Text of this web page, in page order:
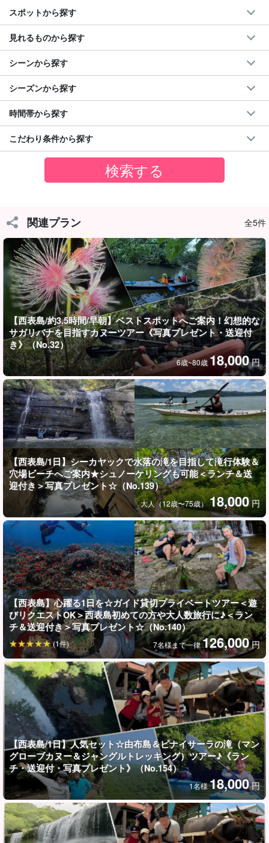
の冒険を満喫してください。
おすすめポイント
◆滝壺でのティータイム付き
◆ピナイサーラの滝の大迫力を体感！
◆写真プレゼント＆送迎サービスで大満足
◆朝焼けと静けさを楽しめる早朝限定プラン
迫力満点！ピナイサーラの滝とは
沖縄県で一番の落差を誇る滝、それが「ピナイサーラの滝」。
滝壺に近づけば、水飛沫を浴びるほどの大迫力！自然が作り出す
絶景の中で、心も身体もリフレッシュできます。
静かな早朝タイム 滝壺で自由なひとときを
日中は観光客で大混雑する人気スポットも、早朝なら人混みを気
にせずにゆったりと楽しめます。
マングローブを進むカヤックは朝焼けに染まり、幻想的な雰囲気
に。
滝壺に到着したら、泳いだり、ティータイムを楽しんだり、思い
思いの過ごし方で大自然を堪能してください。
スポットから探す
見れるものから探す
シーンから探す
シーズンから探す
時間帯から探す
こだわり条件から探す
関連プラン 全5件
【西表島/約3.5時間/早朝】ベストスポットへご案内！幻想的な
サガリバナを目指すカヌーツアー《写真プレゼント・送迎付
き》（No.32）
6歳~80歳18,000 円
【西表島/1日】シーカヤックで水落の滝を目指して滝行体験＆
穴場ビーチへご案内★シュノーケリングも可能＜ランチ＆送
迎付き＞写真プレゼント☆（No.139）
大人（12歳〜75歳） 18,000 円
【西表島】心躍る1日を☆ガイド貸切プライベートツアー＜遊
びリクエストOK＞西表島初めての方や大人数旅行に♪＜ラン
チ＆送迎付き＞写真プレゼント☆（No.140）
7名様まで一律126,000 円
(1件)
【西表島/1日】人気セット☆由布島＆ピナイサーラの滝（マン
グローブカヌー＆ジャングルトレッキング）ツアー♪《ラン
チ・送迎付・写真プレゼント》（No.154）
1名様18,000 円